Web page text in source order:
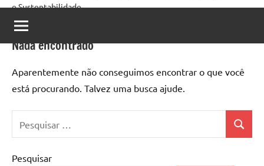
e Sustentabilidade
Nada encontrado
Aparentemente não conseguimos encontrar o que você
está procurando. Talvez uma busca ajude.
por:
Pesquisar